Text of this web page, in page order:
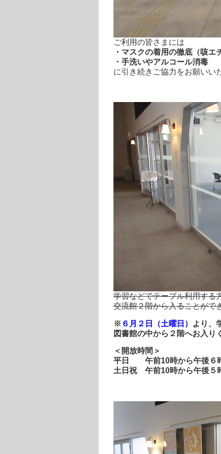
ご利用の皆さまには
・マスクの着用の徹底 （咳エ
・手洗いやアルコール消毒
に引き続きご協力をお願いい
学習などでテーブル利用する
交流館２階から入ることがで
※ ６月２日（土曜日）
より、
図書館の中から２階へお入り
＜開放時間＞
平日 午前10時から午後６
土日祝 午前10時から午後５